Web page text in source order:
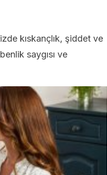
kıskançlık, şiddet ve
saygısı ve